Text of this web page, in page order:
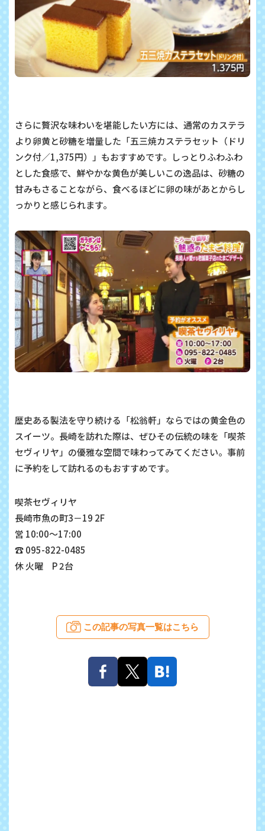
さらに贅沢な味わいを堪能したい方には、通常のカステラ
より卵黄と砂糖を増量した「五三焼カステラセット（ドリ
ンク付／1,375円）」もおすすめです。しっとりふわふわ
とした食感で、鮮やかな黄色が美しいこの逸品は、砂糖の
甘みもさることながら、食べるほどに卵の味があとからし
っかりと感じられます。
歴史ある製法を守り続ける「松翁軒」ならではの黄金色の
スイーツ。長崎を訪れた際は、ぜひその伝統の味を「喫茶
セヴィリヤ」の優雅な空間で味わってみてください。事前
に予約をして訪れるのもおすすめです。
喫茶セヴィリヤ
長崎市魚の町3－19 2F
営 10:00～17:00
☎ 095-822-0485
休 火曜 P 2台
この記事の写真一覧はこちら